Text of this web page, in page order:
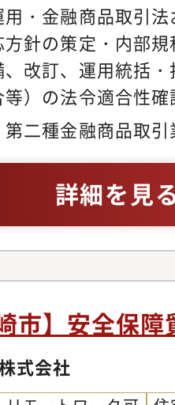
用・金融商品取引
方針の策定・内部
、改訂、運用統括
等）の法令適合性
面、契約書、広告
言・意思決定支援・
検査対応の統括 ■コ
の構築・運用■業務
実施、結果報告、
務）、 業務改善の
管理
第二種金融商品取
商品取引法に関する
断経験・コンプライ
詳細を見
市】安全保
式会社